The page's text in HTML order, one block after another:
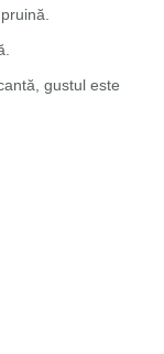
gustul este